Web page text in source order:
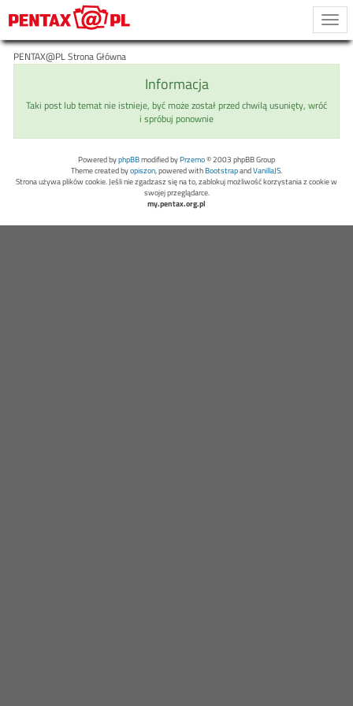
PENTAX@PL Strona Główna
Informacja
Taki post lub temat nie istnieje, być może został przed chwilą usunięty, wróć
i spróbuj ponownie
Powered byphpBBmodified byPrzemo© 2003 phpBB Group
Theme created byopiszon, powered withBootstrapandVanillaJS.
Strona używa plików cookie. Jeśli nie zgadzasz się na to, zablokuj możliwość korzystania z cookie w
swojej przeglądarce.
my.pentax.org.pl